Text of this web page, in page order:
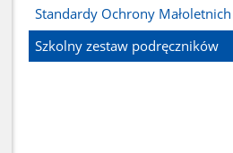
Standardy Ochrony Małoletnich
Szkolny zestaw podręczników